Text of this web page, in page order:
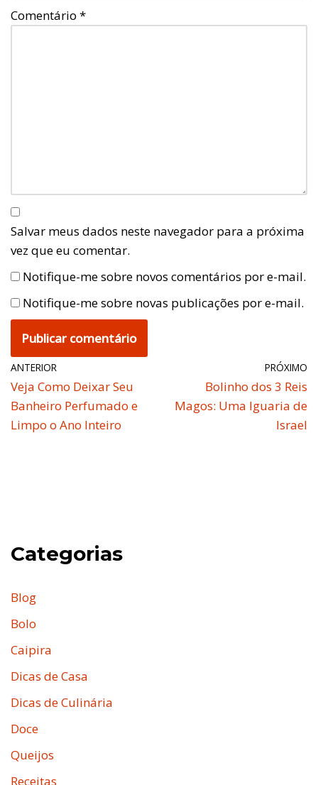
Comentário *
Salvar meus dados neste navegador para a próxima
vez que eu comentar.
Notifique-me sobre novos comentários por e-mail.
Notifique-me sobre novas publicações por e-mail.
ANTERIOR
Veja Como Deixar Seu
Banheiro Perfumado e
Limpo o Ano Inteiro
PRÓXIMO
Bolinho dos 3 Reis
Magos: Uma Iguaria de
Israel
Categorias
Blog
Bolo
Caipira
Dicas de Casa
Dicas de Culinária
Doce
Queijos
Receitas